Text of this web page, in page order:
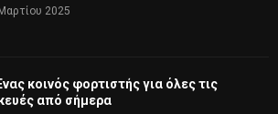
2025
κοινός φορτιστής για όλες τις
από σήμερα